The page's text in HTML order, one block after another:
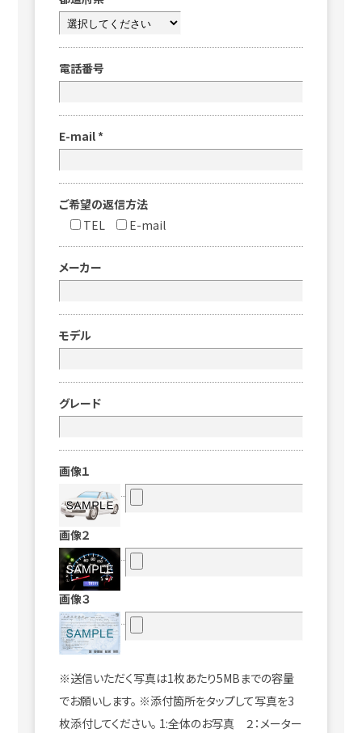
電話番号
E-mail *
ご希望の返信方法
TEL
E-mail
メーカー
モデル
グレード
画像１
画像２
画像３
※送信いただく写真は1枚あたり5MBまでの容量
でお願いします。 ※添付箇所をタップして写真を3
枚添付してください。 1:全体のお写真 ２：メーター